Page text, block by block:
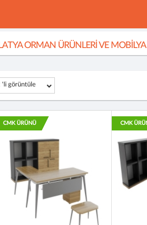
ORMAN ÜRÜNLERİ VE MOBİLYA
'li görüntüle
CMK ÜRÜNÜ CMK